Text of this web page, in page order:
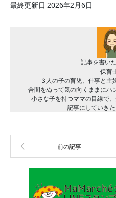
最終更新日 2026年2月6日
記事を書い
保育
３人の子の育児、仕事と主
合間をぬって気の向くままにハ
小さな子を持つママの目線で
記事にしていきた